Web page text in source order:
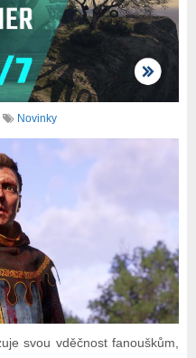
Novinky
svou vděčnost fanouškům,